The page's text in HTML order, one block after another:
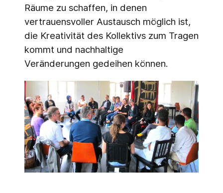
Räume zu schaffen, in denen
vertrauensvoller Austausch möglich ist,
die Kreativität des Kollektivs zum Tragen
kommt und nachhaltige
Veränderungen gedeihen können.